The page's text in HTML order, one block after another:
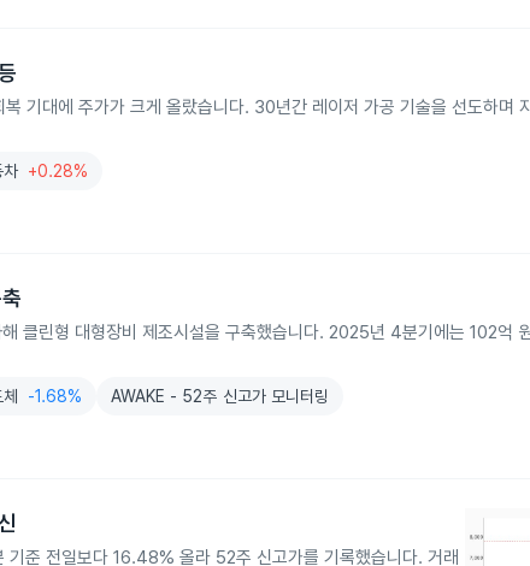
기대에 주가가 크게 올랐습니다. 30년간 레이저 가공 기술을 선도하며
차 +0.28%
클린형 대형장비 제조시설을 구축했습니다. 2025년 4분기에는 102억
-1.68% AWAKE - 52주 신고가 모니터링
준 전일보다 16.48% 올라 52주 신고가를 기록했습니다. 거래